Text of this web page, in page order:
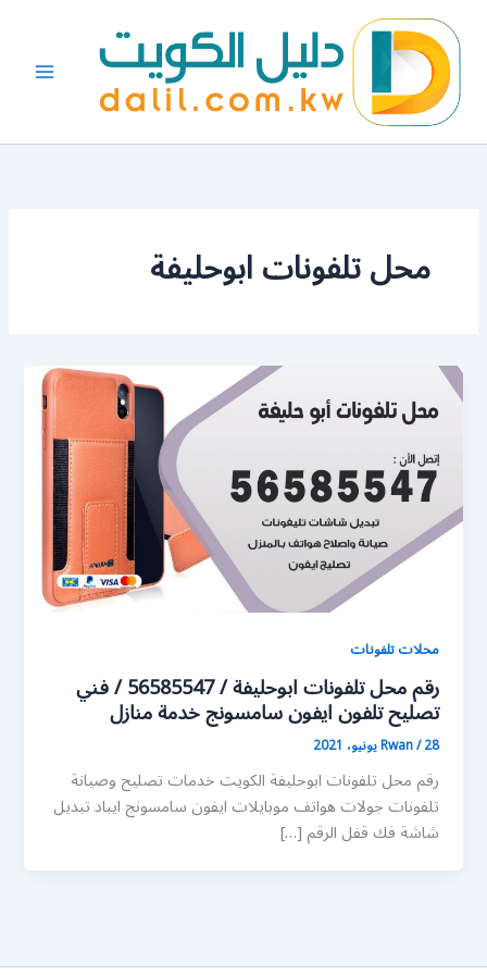
المحتوى
محل تلفونات ابوحليفة
محلات تلفونات
رقم محل تلفونات ابوحليفة / 56585547 / فني
تصليح تلفون ايفون سامسونج خدمة منازل
Rwan/28 يونيو، 2021
رقم محل تلفونات ابوحليفة الكويت خدمات تصليح وصيانة
تلفونات جولات هواتف موبايلات ايفون سامسونج ايباد تبديل
شاشة فك قفل الرقم […]